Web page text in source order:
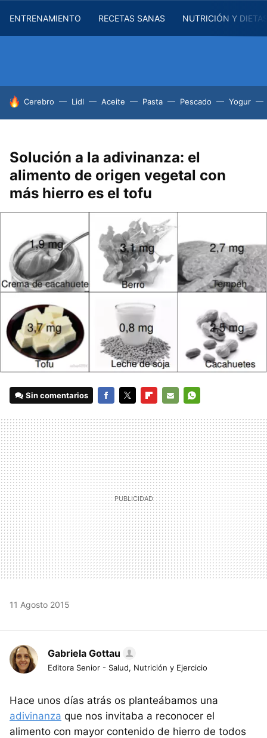
ENTRENAMIENTO RECETAS SANAS NUTRICIÓN Y
HOY SE HABLA DE
Cerebro Lidl Aceite Pasta Pescado Yogur
Solución a la adivinanza: el
alimento de origen vegetal con
más hierro es el tofu
Sin comentarios
MAIL
11 Agosto 2015
Gabriela Gottau
Editora Senior - Salud, Nutrición y Ejercicio
Hace unos días atrás os planteábamos una
adivinanza que nos invitaba a reconocer el
alimento con mayor contenido de hierro de todos